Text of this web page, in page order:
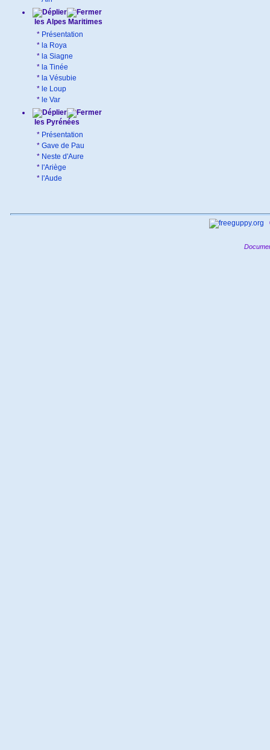
les Alpes Maritimes
* Présentation
* la Roya
* la Siagne
* la Tinée
* la Vésubie
* le Loup
* le Var
les Pyrénées
* Présentation
* Gave de Pau
* Neste d'Aure
* l'Ariège
* l'Aude